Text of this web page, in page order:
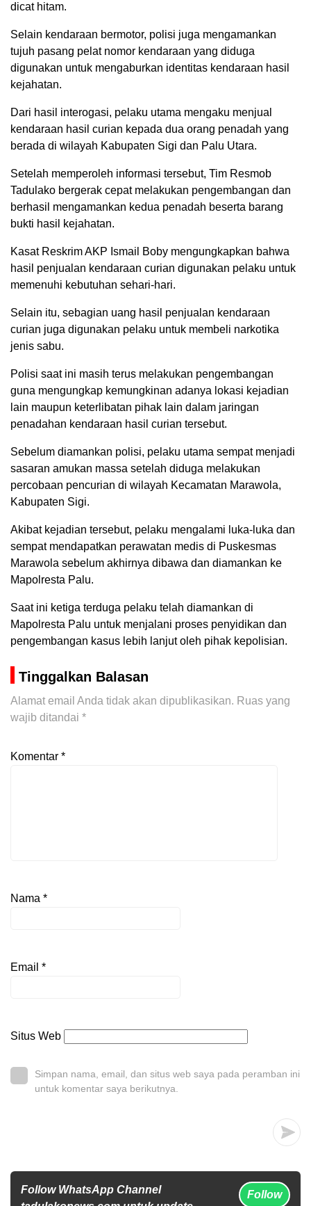
dicat hitam.
Selain kendaraan bermotor, polisi juga mengamankan
tujuh pasang pelat nomor kendaraan yang diduga
digunakan untuk mengaburkan identitas kendaraan hasil
kejahatan.
Dari hasil interogasi, pelaku utama mengaku menjual
kendaraan hasil curian kepada dua orang penadah yang
berada di wilayah Kabupaten Sigi dan Palu Utara.
Setelah memperoleh informasi tersebut, Tim Resmob
Tadulako bergerak cepat melakukan pengembangan dan
berhasil mengamankan kedua penadah beserta barang
bukti hasil kejahatan.
Kasat Reskrim AKP Ismail Boby mengungkapkan bahwa
hasil penjualan kendaraan curian digunakan pelaku untuk
memenuhi kebutuhan sehari-hari.
Selain itu, sebagian uang hasil penjualan kendaraan
curian juga digunakan pelaku untuk membeli narkotika
jenis sabu.
Polisi saat ini masih terus melakukan pengembangan
guna mengungkap kemungkinan adanya lokasi kejadian
lain maupun keterlibatan pihak lain dalam jaringan
penadahan kendaraan hasil curian tersebut.
Sebelum diamankan polisi, pelaku utama sempat menjadi
sasaran amukan massa setelah diduga melakukan
percobaan pencurian di wilayah Kecamatan Marawola,
Kabupaten Sigi.
Akibat kejadian tersebut, pelaku mengalami luka-luka dan
sempat mendapatkan perawatan medis di Puskesmas
Marawola sebelum akhirnya dibawa dan diamankan ke
Mapolresta Palu.
Saat ini ketiga terduga pelaku telah diamankan di
Mapolresta Palu untuk menjalani proses penyidikan dan
pengembangan kasus lebih lanjut oleh pihak kepolisian.
Tinggalkan Balasan
Alamat email Anda tidak akan dipublikasikan. Ruas yang
wajib ditandai *
Komentar *
Nama *
Email *
Situs Web
Simpan nama, email, dan situs web saya pada peramban ini
untuk komentar saya berikutnya.
Follow WhatsApp Channel
Follow